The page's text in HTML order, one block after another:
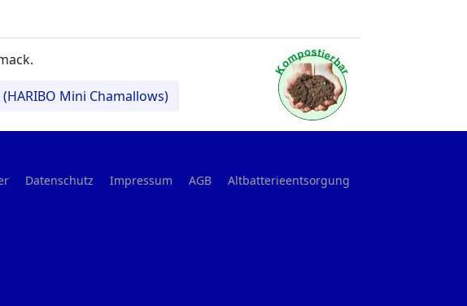
Mini Chamallows)
Datenschutz Impressum AGB Altbatterieentsorgung